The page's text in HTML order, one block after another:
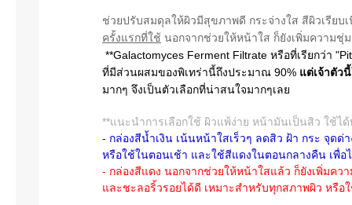
ช่วยปรับสมดุลให้ผิวมีสุขภาพดี กระจ่างใส สีผิวเรีย
ครั้งแรกที่ใช้ นอกจากช่วยให้หน้าใส ก็ยังเพิ่มความชุ่
**Galactomyces Ferment Filtrate หรือที่เรียกว่า
ที่มีส่วนผสมของพิเทร่านี้ถึงประมาณ 90% แต่เจ้าตัว
มากๆ จึงเป็นตัวเลือกที่น่าสนใจมากๆเลย
**แนะนำการเลือกใช้ ผิวแพ้ง่าย หน้ามันเป็นสิว ใช้ไ
- กล่องสีน้ำเงิน เน้นหน้าใสเร็วๆ ลดสิว ฝ้า กระ จุด
หรือใช้ในตอนเช้า และใช้สีแดงในตอนกลางคืน เพื่
- กล่องสีแดง นอกจากช่วยให้หน้าใสแล้ว ก็ยังเพิ่มค
และชะลอริ้วรอยได้ดี เหมาะสำหรับทุกสภาพผิว หรื